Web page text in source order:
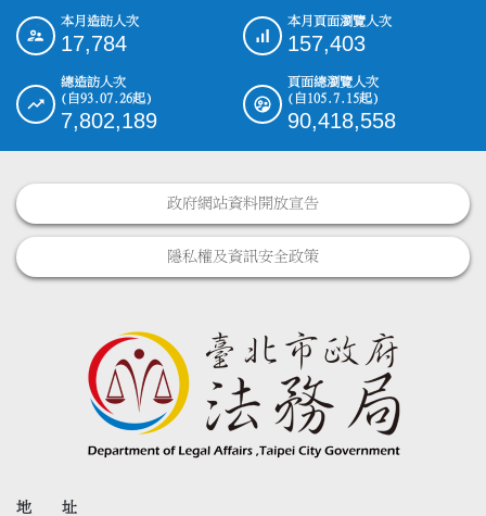
::: 本月造訪人次
17,784
本月頁面瀏覽人次
157,403
總造訪人次
(自93.07.26起)
7,802,189
頁面總瀏覽人次
(自105.7.15起)
90,418,558
政府網站資料開放宣告
隱私權及資訊安全政策
地 址